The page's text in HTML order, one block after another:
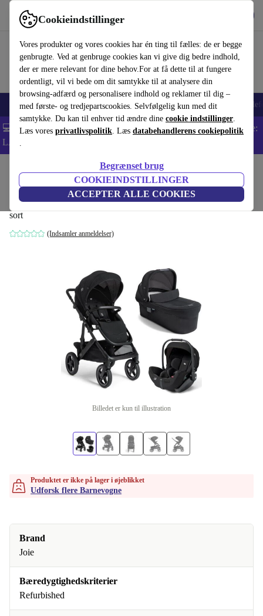
Cookieindstillinger
Vores produkter og vores cookies har én ting til fælles: de er begge
genbrugte. Ved at genbruge cookies kan vi give dig bedre indhold,
der er mere relevant for dine behov.For at få dette til at fungere
ordentligt, vil vi bede om dit samtykke til at analysere din
browsing-adfærd og personalisere indhold og reklamer til dig –
med første- og tredjepartscookies. Selvfølgelig kun med dit
samtykke. Du kan til enhver tid ændre dine cookie indstillinger.
Læs vores privatlivspolitik. Læs databehandlerens cookiepolitik
.
Begrænset brug
COOKIEINDSTILLINGER
ACCEPTER ALLE COOKIES
Brug refurbed hurtigt og nemt
Smartphones Bærbare Tablets Smartwatches Tilbehør
💻 Ekstra 5% rabat på alle MacBooks og bærbare computere - Kode:
LAPTOP5 -
Barnevogne & Klapvogne
Joie Signature Vinca Eclipse kombivogn
sort
(Indsamler anmeldelser)
Billedet er kun til illustration
Produktet er ikke på lager i øjeblikket
Udforsk flere Barnevogne
Brand
Joie
Bæredygtighedskriterier
Refurbished